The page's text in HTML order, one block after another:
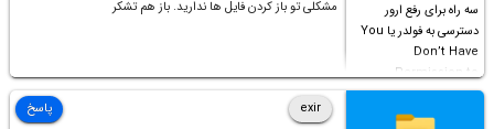
سه راه برای رفع ارور
دسترسی به فولدر یا You
Don’t Have
Permission to
Access this folder
مشکلی تو باز کردن فایل ها ندارید. باز هم تشکر
exir
پاسخ